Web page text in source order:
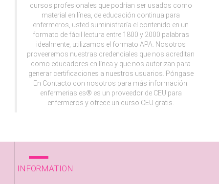
cursos profesionales que podrían ser usados como
material en línea, de educación continua para
enfermeros, usted suministraría el contenido en un
formato de fácil lectura entre 1800 y 2000 palabras
idealmente, utilizamos el formato APA. Nosotros
proveeremos nuestras credenciales que nos acreditan
como educadores en línea y que nos autorizan para
generar certificaciones a nuestros usuarios. Póngase
En Contacto con nosotros para más información.
enfermerias.es® es un proveedor de CEU para
enfermeros y ofrece un curso CEU gratis.
INFORMATION